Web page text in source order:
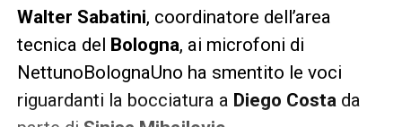
Walter Sabatini, coordinatore dell’area
tecnica del Bologna, ai microfoni di
NettunoBolognaUno ha smentito le voci
riguardanti la bocciatura a Diego Costa da